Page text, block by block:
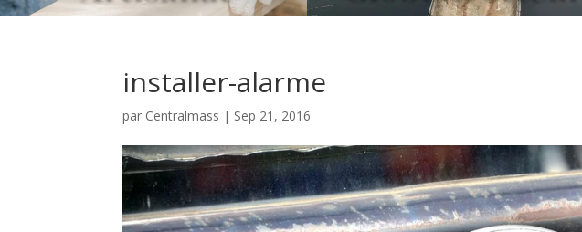
installer-alarme
par Centralmass | Sep 21, 2016